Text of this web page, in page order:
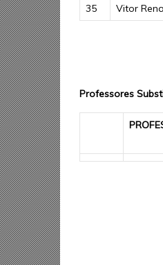
35
Vitor
Professores